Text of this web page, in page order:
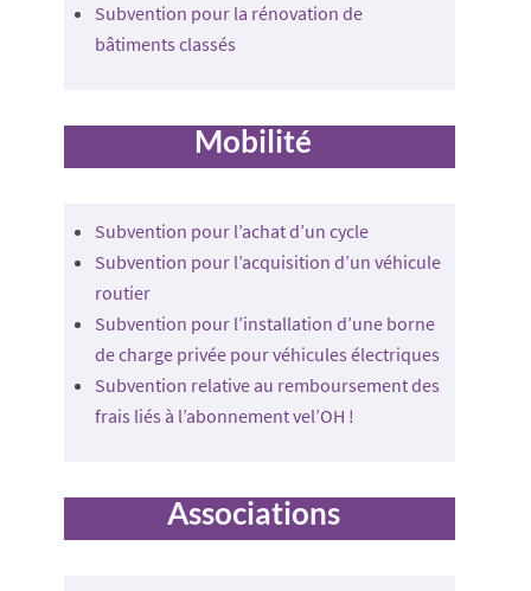
Subvention pour la rénovation de
bâtiments classés
Mobilité
Subvention pour l’achat d’un cycle
Subvention pour l’acquisition d’un véhicule
routier
Subvention pour l’installation d’une borne
de charge privée pour véhicules électriques
Subvention relative au remboursement des
frais liés à l’abonnement vel’OH !
Associations